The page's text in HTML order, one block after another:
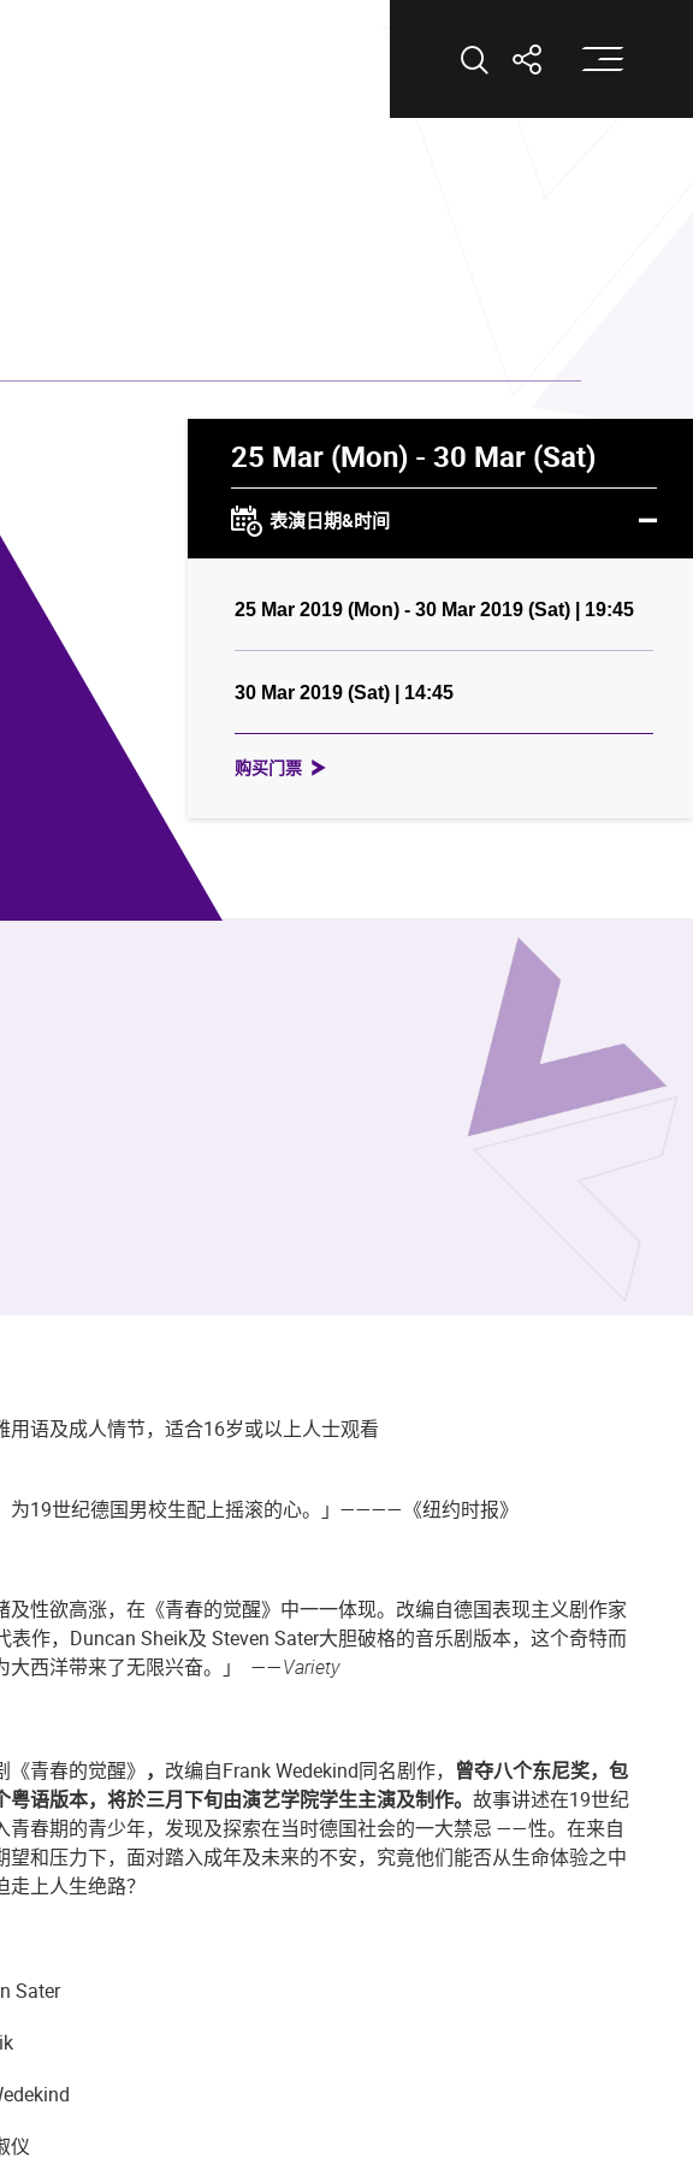
打开搜索打开分享打
25 Mar (Mon) - 30 Mar (Sat)
表演日期&时间
25 Mar 2019 (Mon) - 30 Mar 2019 (Sat) | 19:45
30 Mar 2019 (Sat) | 14:45
购买门票
用语及成人情节，适合16岁或以上人士观看
为19世纪德国男校生配上摇滚的心。」————《纽约时报》
及性欲高涨，在《青春的觉醒》中一一体现。改编自德国表现主义剧作家
表作，Duncan Sheik及 Steven Sater大胆破格的音乐剧版本，这个奇特而
大西洋带来了无限兴奋。」 ——Variety
青春的觉醒》 ， 改编自Frank Wedekind同名剧作， 曾夺八个东尼奖，包
粤语版本，将於三月下旬由演艺学院学生主演及制作。 故事讲述在19世纪
青春期的青少年，发现及探索在当时德国社会的一大禁忌 ——性。在来自
望和压力下，面对踏入成年及未来的不安，究竟他们能否从生命体验之中
上人生绝路？
Sater
仪